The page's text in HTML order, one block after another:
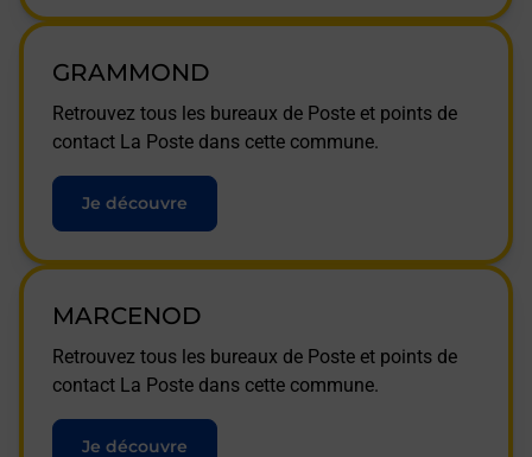
GRAMMOND
Retrouvez tous les bureaux de Poste et points de
contact La Poste dans cette commune.
Je découvre
MARCENOD
Retrouvez tous les bureaux de Poste et points de
contact La Poste dans cette commune.
Je découvre